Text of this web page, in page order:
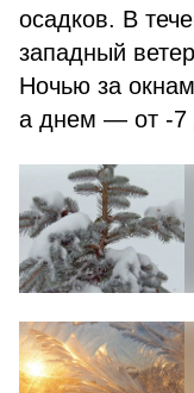
осадков. В
западный
Ночью за
а днем — от -7